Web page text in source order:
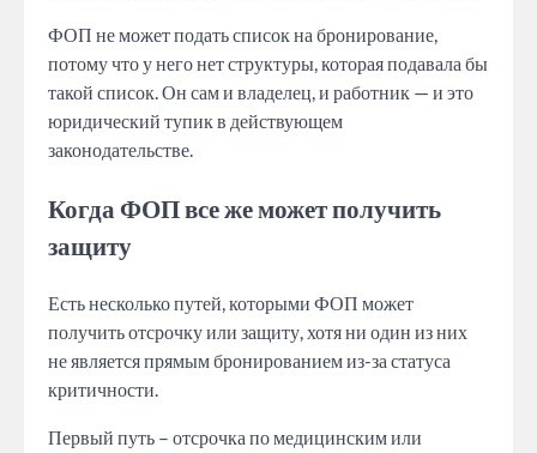
ФОП не может подать список на бронирование,
потому что у него нет структуры, которая подавала бы
такой список. Он сам и владелец, и работник — и это
юридический тупик в действующем
законодательстве.
Когда ФОП все же может получить
защиту
Есть несколько путей, которыми ФОП может
получить отсрочку или защиту, хотя ни один из них
не является прямым бронированием из-за статуса
критичности.
Первый путь – отсрочка по медицинским или